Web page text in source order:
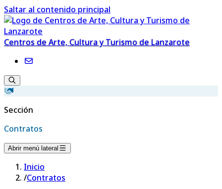
Saltar al contenido principal
Centros de Arte, Cultura y Turismo de Lanzarote
Sección
Contratos
Abrir menú lateral
Inicio
/Contratos